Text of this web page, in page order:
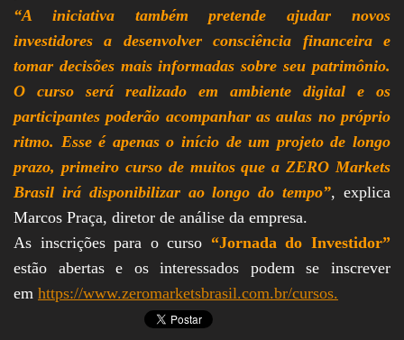
“A iniciativa também pretende ajudar novos
investidores a desenvolver consciência financeira e
tomar decisões mais informadas sobre seu patrimônio.
O curso será realizado em ambiente digital e os
participantes poderão acompanhar as aulas no próprio
ritmo. Esse é apenas o início de um projeto de longo
prazo, primeiro curso de muitos que a ZERO Markets
Brasil irá disponibilizar ao longo do tempo”, explica
Marcos Praça, diretor de análise da empresa.
As inscrições para o curso “Jornada do Investidor”
estão abertas e os interessados podem se inscrever
em https://www.zeromarketsbrasil.com.br/cursos.